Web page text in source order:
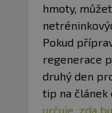
hmoty,
Pokud
regenerace
druhý den
tip na článek
určuje, zda